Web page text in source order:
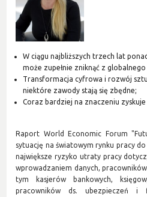
W ciągu najbliższych trzech lat
może zupełnie zniknąć z
Transformacja cyfrowa i rozwój
niektóre zawody stają się zbędne;
Coraz bardziej na znaczeniu
Raport World Economic Forum
sytuację na światowym rynku pracy
największe ryzyko utraty pracy
wprowadzaniem danych,
tym kasjerów bankowych,
pracowników ds. ubezpieczeń i